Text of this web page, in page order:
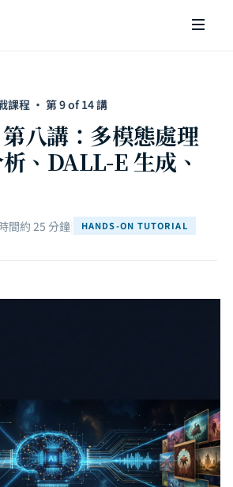
課程 · 第 9 of 14 講
八講：多模態處理
、DALL-E 生成、
間約 25 分鐘 HANDS-ON TUTORIAL